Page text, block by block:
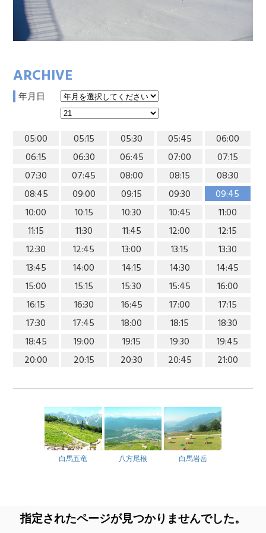
ARCHIVE
年月日
05:00 05:15 05:30 05:45
06:00
06:15
06:30 06:45 07:00
07:15
07:30
07:45 08:00 08:15
08:30
08:45
09:00 09:15 09:30
09:45
10:00
10:15 10:30 10:45
11:00
11:15
11:30 11:45 12:00
12:15
12:30
12:45 13:00 13:15
13:30
13:45
14:00 14:15 14:30
14:45
15:00
15:15 15:30 15:45
16:00
16:15
16:30 16:45 17:00
17:15
17:30
17:45 18:00 18:15
18:30
18:45
19:00 19:15 19:30
19:45
20:00
20:15 20:30 20:45 21:00
白馬五竜 八方尾根 白馬岩岳